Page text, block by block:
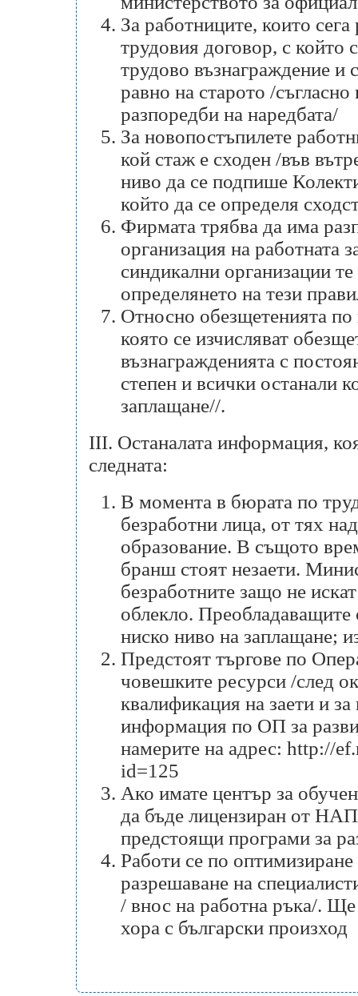
За работниците, които
трудовия договор, с който
трудово възнаграждение и
равно на старото /
разпоредби на наредбата/
За новопостъпилете
кой стаж е сходен /във
ниво да се подпише
който да се определя
Фирмата трябва да има
организация на работната
синдикални организации
определянето на тези
Относно обезщетенията по
която се изчисляват
възнагражденията с
степен и всички останали
заплащане//.
III. Останалата информация,
следната:
В момента в бюрата по
безработни лица, от тях
образование. В същото
бранш стоят незаети.
безработните защо не
облекло.
ниско ниво на заплащане;
Предстоят търгове по
човешките ресурси /след
квалификация на заети и
информация по ОП за
намерите на адрес: http://
id=125
Ако имате център за
да бъде лицензиран от
предстоящи програми за
Работи се по оптимизиране
разрешаване на
/ внос на работна ръка/.
хора с български произход